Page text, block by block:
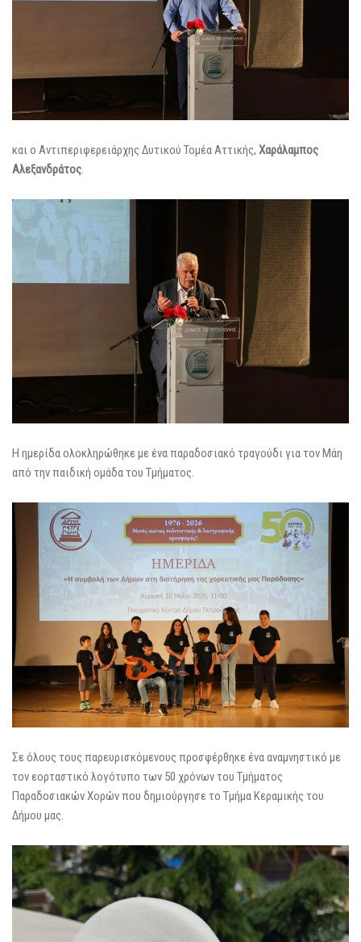
και ο Αντιπεριφερειάρχης Δυτικού Τομέα Αττικής, Χαράλαμπος
Αλεξανδράτος.
Η ημερίδα ολοκληρώθηκε με ένα παραδοσιακό τραγούδι για τον Μάη
από την παιδική ομάδα του Τμήματος.
Σε όλους τους παρευρισκόμενους προσφέρθηκε ένα αναμνηστικό με
τον εορταστικό λογότυπο των 50 χρόνων του Τμήματος
Παραδοσιακών Χορών που δημιούργησε το Τμήμα Κεραμικής του
Δήμου μας.